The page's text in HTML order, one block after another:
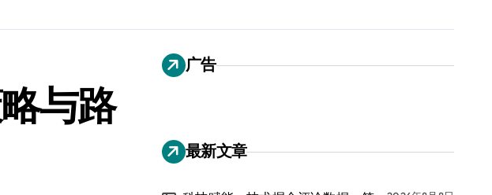
与路
广告
最新文章